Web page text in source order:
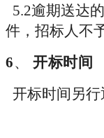
5.2逾期送达
件，招标人不
6、 开标时间
开标时间另行